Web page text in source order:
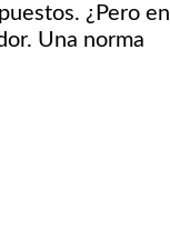
¿Pero en
Una norma